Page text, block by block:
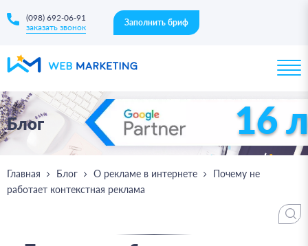
(098) 692-06-91
заказать звонок
Заполнить бриф
Блог 16
Главная Блог О рекламе в интернете
Почему не
работает контекстная реклама